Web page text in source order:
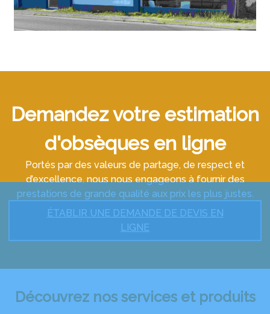
Demandez votre estimation
d'obsèques en ligne
Portés par des valeurs de partage, de respect et
d’excellence, nous nous engageons à fournir des
prestations de grande qualité aux prix les plus justes.
ÉTABLIR UNE DEMANDE DE DEVIS EN
LIGNE
Découvrez nos services et produits